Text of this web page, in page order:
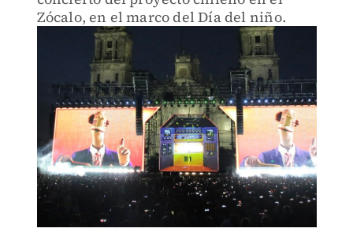
Zócalo, en el marco del Día del niño.